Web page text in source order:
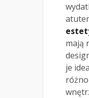
mają
je